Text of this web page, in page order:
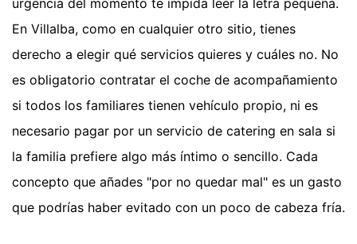
En Villalba, como en cualquier otro sitio, tienes
derecho a elegir qué servicios quieres y cuáles no. No
es obligatorio contratar el coche de acompañamiento
si todos los familiares tienen vehículo propio, ni es
necesario pagar por un servicio de catering en sala si
la familia prefiere algo más íntimo o sencillo. Cada
concepto que añades "por no quedar mal" es un gasto
que podrías haber evitado con un poco de cabeza fría.